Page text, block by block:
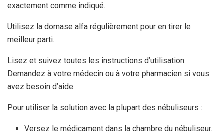
exactement comme indiqué.
Utilisez la dornase alfa régulièrement pour en tirer le
meilleur parti.
Lisez et suivez toutes les instructions d’utilisation.
Demandez à votre médecin ou à votre pharmacien si vous
avez besoin d’aide.
Pour utiliser la solution avec la plupart des nébuliseurs :
Versez le médicament dans la chambre du nébuliseur.